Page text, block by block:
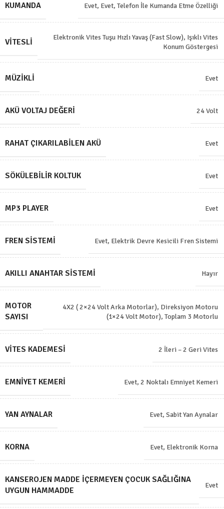
KUMANDA Evet, Evet, Telefon İle Kumanda Etme Özelliği
VITESLI Elektronik Vites Tuşu Hızlı Yavaş (Fast Slow), Işıklı Vites
Konum Göstergesi
MÜZIKLI Evet
AKÜ VOLTAJ DEĞERI 24 Volt
RAHAT ÇIKARILABILEN AKÜ Evet
SÖKÜLEBILIR KOLTUK Evet
MP3 PLAYER Evet
FREN SISTEMI Evet, Elektrik Devre Kesicili Fren Sistemi
AKILLI ANAHTAR SISTEMI Hayır
MOTOR
SAYISI
4X2 ( 2×24 Volt Arka Motorlar), Direksiyon Motoru
(1×24 Volt Motor), Toplam 3 Motorlu
VITES KADEMESI 2 İleri – 2 Geri Vites
EMNIYET KEMERI Evet, 2 Noktalı Emniyet Kemeri
YAN AYNALAR Evet, Sabit Yan Aynalar
KORNA Evet, Elektronik Korna
KANSEROJEN MADDE İÇERMEYEN ÇOCUK SAĞLIĞINA
UYGUN HAMMADDE
Evet